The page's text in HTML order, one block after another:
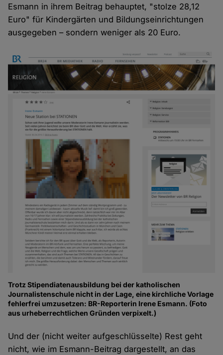
Esmann in ihrem Beitrag behauptet, "stolze 28,12
Euro" für Kindergärten und Bildungseinrichtungen
ausgegeben – sondern weniger als 20 Euro.
Trotz Stipendiatenausbildung bei der katholischen
Journalistenschule nicht in der Lage, eine kirchliche Vorlage
fehlerfrei umzusetzen: BR-Reporterin Irene Esmann. (Foto
aus urheberrechtlichen Gründen verpixelt.)
Und der (nicht weiter aufgeschlüsselte) Rest geht
nicht, wie im Esmann-Beitrag dargestellt, an das